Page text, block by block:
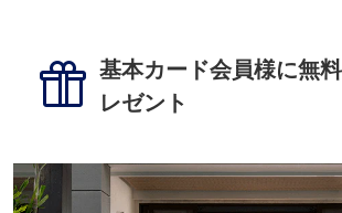
基本カード会員様に無
レゼント